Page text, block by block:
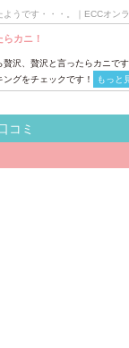
うです・・・。｜ECCオン
カニ！
沢、贅沢と言ったらカニで
グをチェックです！
もっと
コミ